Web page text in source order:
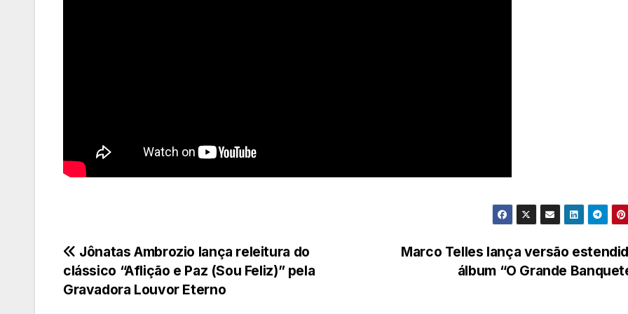
Navegação
de
Marco Telles lança versão
álbum “O Grande
Jônatas Ambrozio lança releitura do
clássico “Aflição e Paz (Sou Feliz)” pela
Gravadora Louvor Eterno